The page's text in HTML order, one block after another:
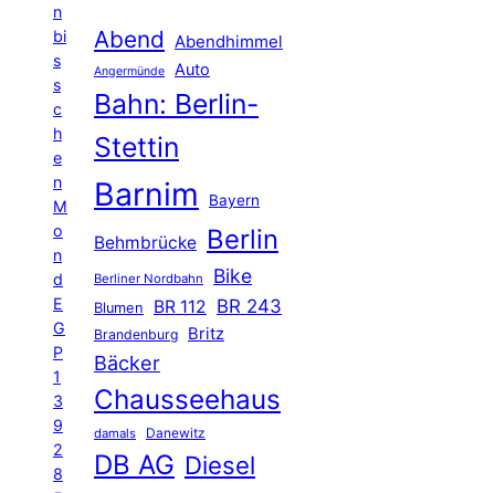
n
bi
s
s
c
h
e
n
M
o
n
d
E
G
P
1
3
9
2
8
Abend Abendhimmel
Angermünde Auto
Bahn: Berlin-
Stettin
Barnim Bayern
Behmbrücke Berlin
Berliner Nordbahn Bike
Blumen BR 112 BR 243
Brandenburg Britz
Bäcker
Chausseehaus
damals Danewitz
DB AG Diesel